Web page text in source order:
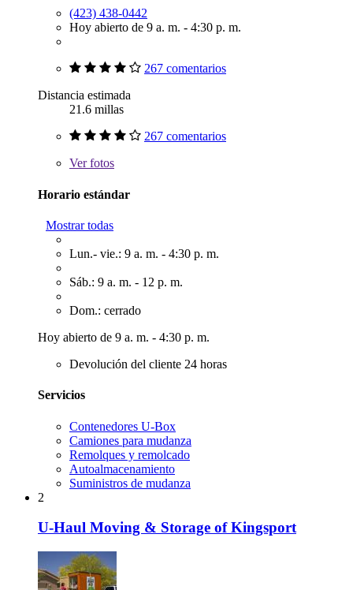
(423) 438-0442
Hoy abierto de 9 a. m. - 4:30 p. m.
267 comentarios
Distancia estimada
21.6 millas
267 comentarios
Verfotos
Horario estándar
Mostrar todas
Lun.- vie.: 9 a. m. - 4:30 p. m.
Sáb.: 9 a. m. - 12 p. m.
Dom.: cerrado
Hoy abierto de 9 a. m. - 4:30 p. m.
Devolución del cliente 24 horas
Servicios
Contenedores U-Box
Camiones para mudanza
Remolques y remolcado
Autoalmacenamiento
Suministros de mudanza
2
U-Haul Moving & Storage of Kingsport